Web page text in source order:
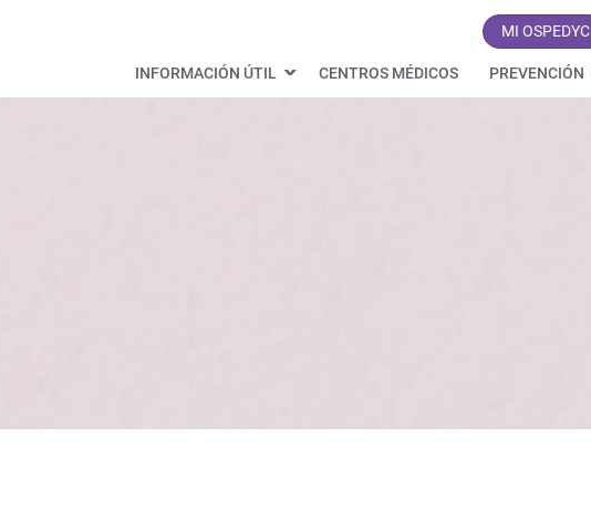
MI OSPEDYC
INFORMACIÓN ÚTIL CENTROS MÉDICOS PREVENCIÓN